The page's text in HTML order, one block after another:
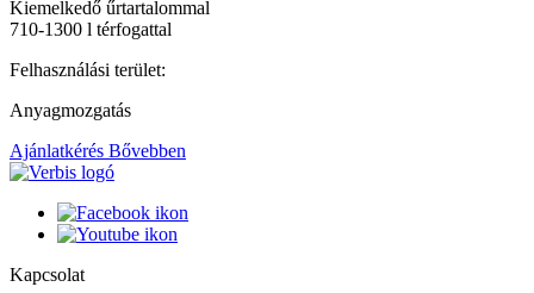
Kiemelkedő űrtartalommal
710-1300 l térfogattal
Felhasználási terület:
Anyagmozgatás
Ajánlatkérés Bővebben
Kapcsolat